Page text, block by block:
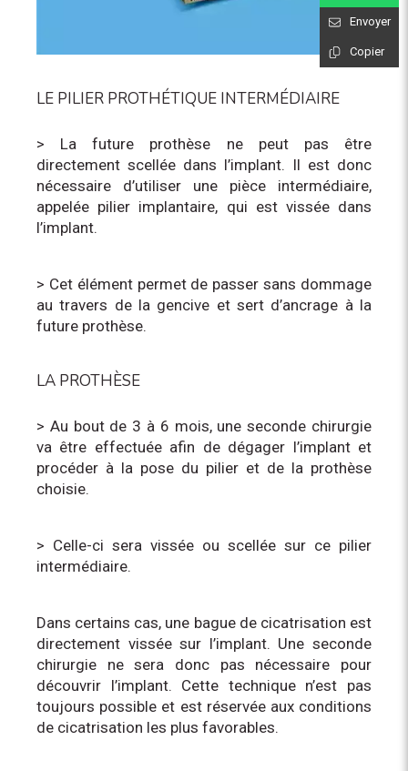
LE PILIER PROTHÉTIQUE INTERMÉDIAIRE
> La future prothèse ne peut pas être
directement scellée dans l’implant. Il est donc
nécessaire d’utiliser une pièce intermédiaire,
appelée pilier implantaire, qui est vissée dans
l’implant.
> Cet élément permet de passer sans dommage
au travers de la gencive et sert d’ancrage à la
future prothèse.
LA PROTHÈSE
> Au bout de 3 à 6 mois, une seconde chirurgie
va être effectuée afin de dégager l’implant et
procéder à la pose du pilier et de la prothèse
choisie.
> Celle-ci sera vissée ou scellée sur ce pilier
intermédiaire.
Dans certains cas, une bague de cicatrisation est
directement vissée sur l’implant. Une seconde
chirurgie ne sera donc pas nécessaire pour
découvrir l’implant. Cette technique n’est pas
toujours possible et est réservée aux conditions
de cicatrisation les plus favorables.
Envoyer
Copier